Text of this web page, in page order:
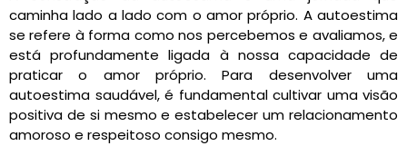
caminha lado a lado com o amor próprio. A autoestima
se refere à forma como nos percebemos e avaliamos, e
está profundamente ligada à nossa capacidade de
praticar o amor próprio. Para desenvolver uma
autoestima saudável, é fundamental cultivar uma visão
positiva de si mesmo e estabelecer um relacionamento
amoroso e respeitoso consigo mesmo.